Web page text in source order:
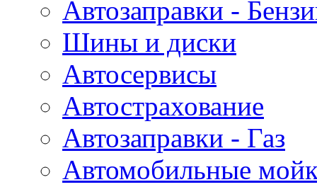
Автозаправки -
Шины и диски
Автосервисы
Автострахование
Автозаправки - Газ
Автомобильные